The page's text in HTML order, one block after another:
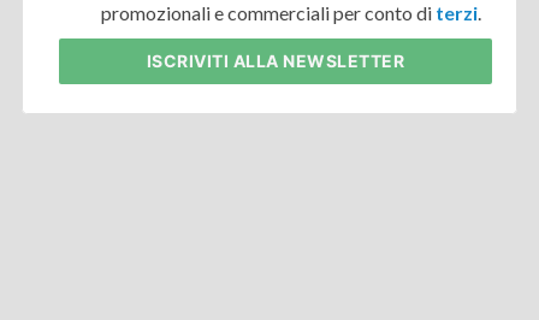
promozionali e commerciali per conto di terzi.
ISCRIVITI ALLA NEWSLETTER